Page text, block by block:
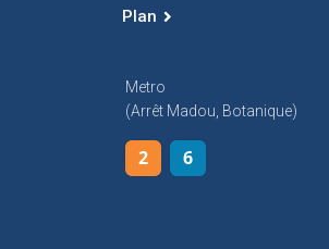
Plan
Metro
(arrêt Madou, Botanique)
2 6